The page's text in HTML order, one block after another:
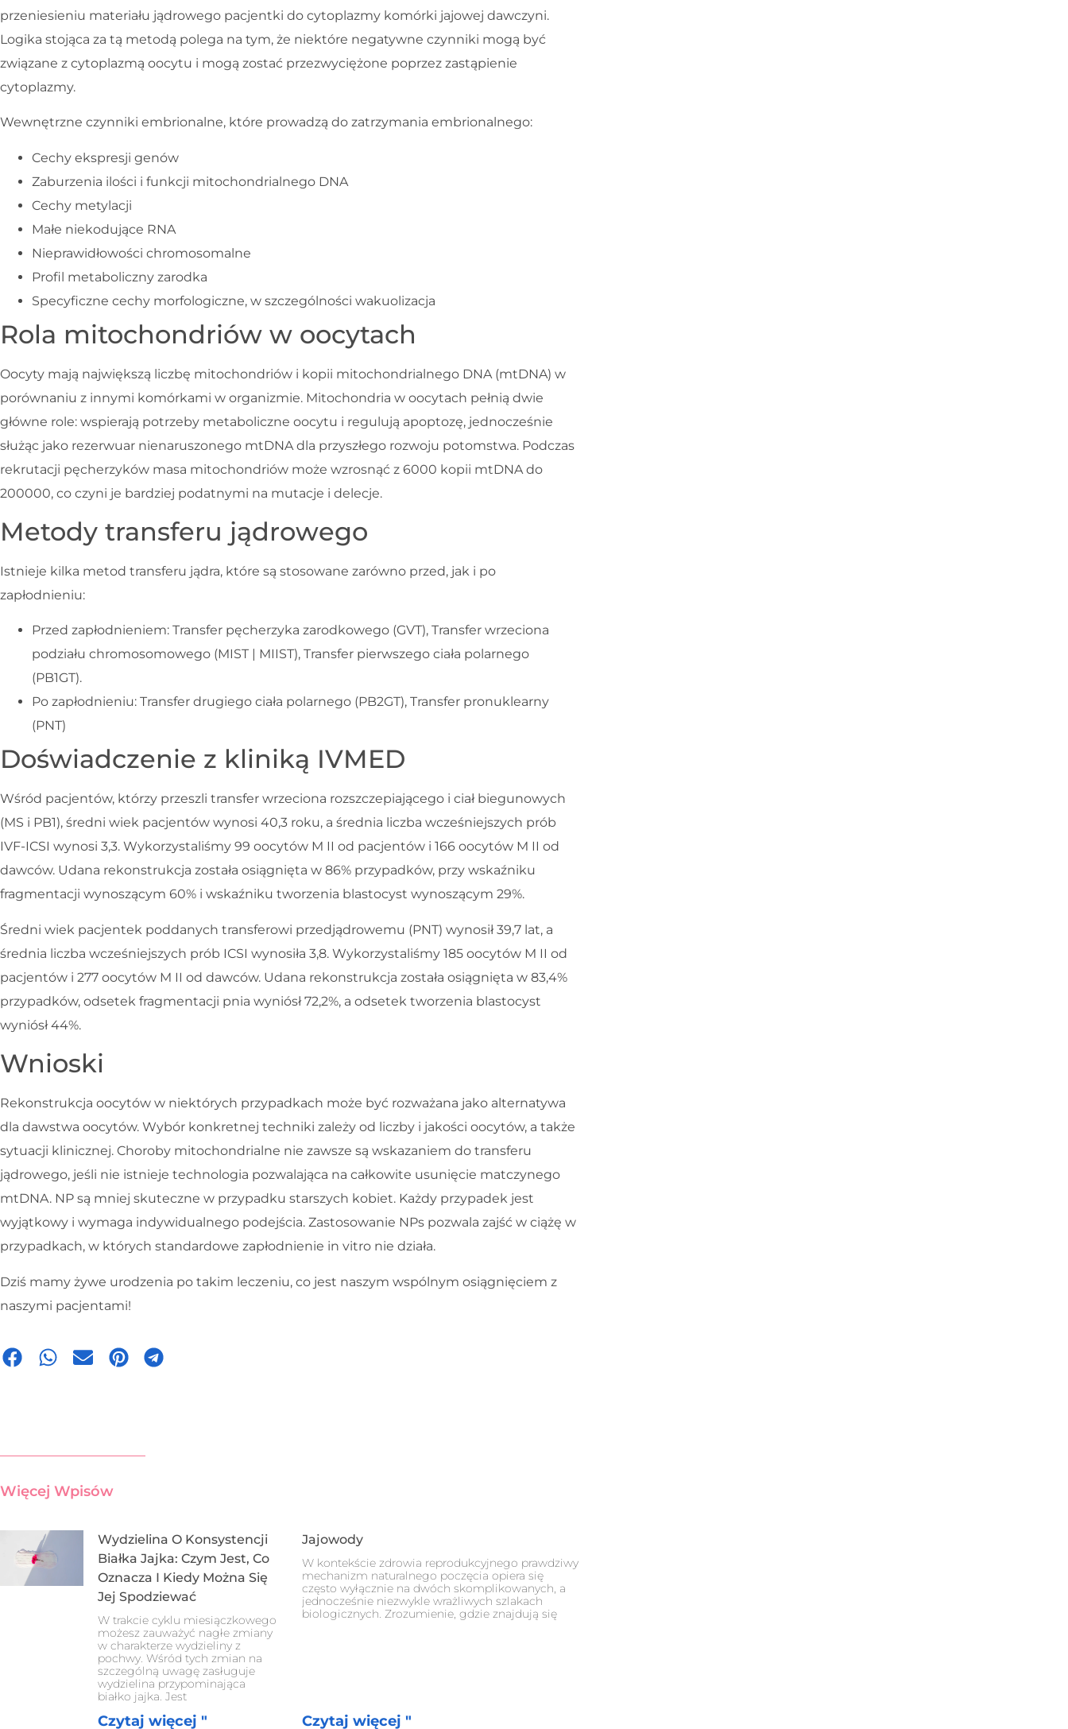
przeniesieniu materiału jądrowego pacjentki do cytoplazmy komórki jajowej dawczyni.
Logika stojąca za tą metodą polega na tym, że niektóre negatywne czynniki mogą być
związane z cytoplazmą oocytu i mogą zostać przezwyciężone poprzez zastąpienie
cytoplazmy.
Wewnętrzne czynniki embrionalne, które prowadzą do zatrzymania embrionalnego:
Cechy ekspresji genów
Zaburzenia ilości i funkcji mitochondrialnego DNA
Cechy metylacji
Małe niekodujące RNA
Nieprawidłowości chromosomalne
Profil metaboliczny zarodka
Specyficzne cechy morfologiczne, w szczególności wakuolizacja
Rola mitochondriów w oocytach
Oocyty mają największą liczbę mitochondriów i kopii mitochondrialnego DNA (mtDNA) w
porównaniu z innymi komórkami w organizmie. Mitochondria w oocytach pełnią dwie
główne role: wspierają potrzeby metaboliczne oocytu i regulują apoptozę, jednocześnie
służąc jako rezerwuar nienaruszonego mtDNA dla przyszłego rozwoju potomstwa. Podczas
rekrutacji pęcherzyków masa mitochondriów może wzrosnąć z 6000 kopii mtDNA do
200000, co czyni je bardziej podatnymi na mutacje i delecje.
Metody transferu jądrowego
Istnieje kilka metod transferu jądra, które są stosowane zarówno przed, jak i po
zapłodnieniu:
Przed zapłodnieniem: Transfer pęcherzyka zarodkowego (GVT), Transfer wrzeciona
podziału chromosomowego (MIST | MIIST), Transfer pierwszego ciała polarnego
(PB1GT).
Po zapłodnieniu: Transfer drugiego ciała polarnego (PB2GT), Transfer pronuklearny
(PNT)
Doświadczenie z kliniką IVMED
Wśród pacjentów, którzy przeszli transfer wrzeciona rozszczepiającego i ciał biegunowych
(MS i PB1), średni wiek pacjentów wynosi 40,3 roku, a średnia liczba wcześniejszych prób
IVF-ICSI wynosi 3,3. Wykorzystaliśmy 99 oocytów M II od pacjentów i 166 oocytów M II od
dawców. Udana rekonstrukcja została osiągnięta w 86% przypadków, przy wskaźniku
fragmentacji wynoszącym 60% i wskaźniku tworzenia blastocyst wynoszącym 29%.
Średni wiek pacjentek poddanych transferowi przedjądrowemu (PNT) wynosił 39,7 lat, a
średnia liczba wcześniejszych prób ICSI wynosiła 3,8. Wykorzystaliśmy 185 oocytów M II od
pacjentów i 277 oocytów M II od dawców. Udana rekonstrukcja została osiągnięta w 83,4%
przypadków, odsetek fragmentacji pnia wyniósł 72,2%, a odsetek tworzenia blastocyst
wyniósł 44%.
Wnioski
Rekonstrukcja oocytów w niektórych przypadkach może być rozważana jako alternatywa
dla dawstwa oocytów. Wybór konkretnej techniki zależy od liczby i jakości oocytów, a także
sytuacji klinicznej. Choroby mitochondrialne nie zawsze są wskazaniem do transferu
jądrowego, jeśli nie istnieje technologia pozwalająca na całkowite usunięcie matczynego
mtDNA. NP są mniej skuteczne w przypadku starszych kobiet. Każdy przypadek jest
wyjątkowy i wymaga indywidualnego podejścia. Zastosowanie NPs pozwala zajść w ciążę w
przypadkach, w których standardowe zapłodnienie in vitro nie działa.
Dziś mamy żywe urodzenia po takim leczeniu, co jest naszym wspólnym osiągnięciem z
naszymi pacjentami!
Więcej Wpisów
Wydzielina O Konsystencji
Białka Jajka: Czym Jest, Co
Oznacza I Kiedy Można Się
Jej Spodziewać
W trakcie cyklu miesiączkowego
możesz zauważyć nagłe zmiany
w charakterze wydzieliny z
pochwy. Wśród tych zmian na
szczególną uwagę zasługuje
wydzielina przypominająca
białko jajka. Jest
Czytaj więcej "
Jajowody
W kontekście zdrowia reprodukcyjnego prawdziwy
mechanizm naturalnego poczęcia opiera się
często wyłącznie na dwóch skomplikowanych, a
jednocześnie niezwykle wrażliwych szlakach
biologicznych. Zrozumienie, gdzie znajdują się
Czytaj więcej "